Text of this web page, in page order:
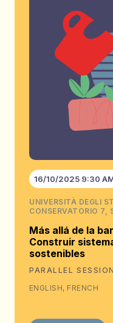
16/10/2025 9:30
UNIVERSITÀ DEGLI
CONSERVATORIO 7,
Más allá de la
Construir
sostenibles
PARALLEL SESSION
ENGLISH, FRENCH